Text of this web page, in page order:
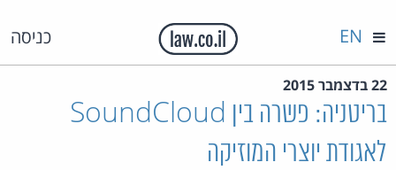
כניסה EN
22 בדצמבר 2015
בריטניה: פשרה בין SoundCloud
לאגודת יוצרי המוזיקה